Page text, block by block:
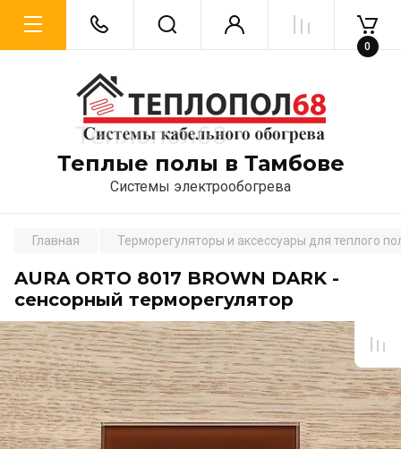
Теплые полы в Тамбове
Системы электрообогрева
0
Главная Терморегуляторы и аксессуары для теплого
AURA ORTO 8017 BROWN DARK -
сенсорный терморегулятор